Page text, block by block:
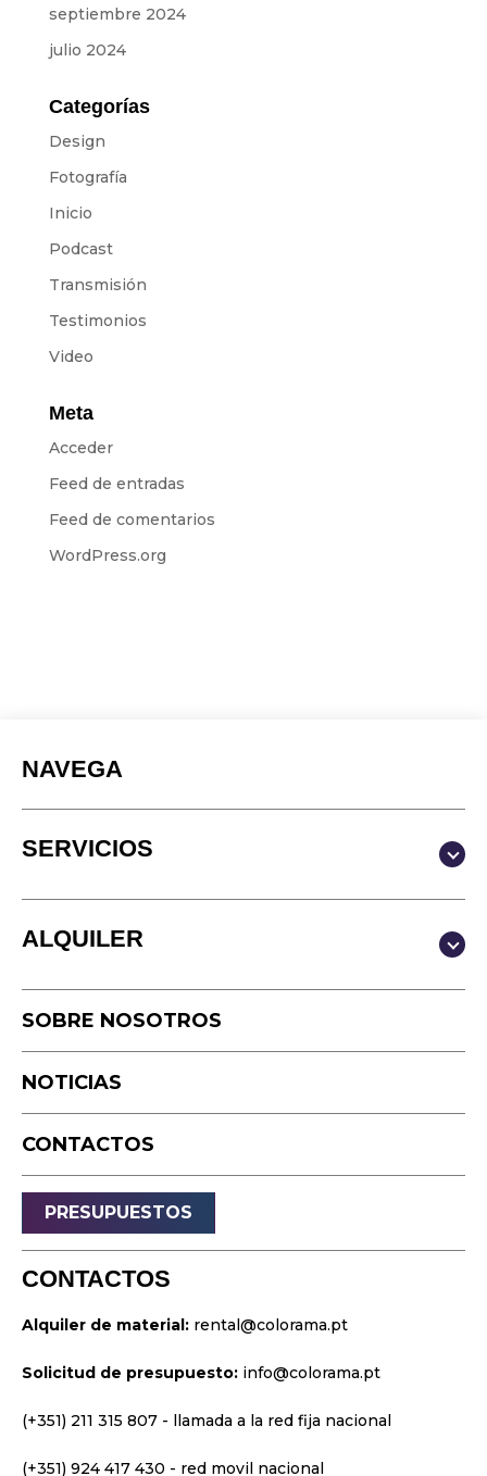
septiembre 2024
julio 2024
Categorías
Design
Fotografía
Inicio
Podcast
Transmisión
Testimonios
Video
Meta
Acceder
Feed de entradas
Feed de comentarios
WordPress.org
NAVEGA
SERVICIOS
Producción y Contenidos
Video
Podcast
Cámara rápida
Drone
Sonido
Luz
Palcos
Sitios web
Identidad visual
ALQUILER
Estudio
Equipo
SOBRE NOSOTROS
NOTICIAS
CONTACTOS
PRESUPUESTOS
CONTACTOS
Alquiler de material: rental@colorama.pt
Solicitud de presupuesto: info@colorama.pt
(+351) 211 315 807 - llamada a la red fija nacional
(+351) 924 417 430 - red movil nacional